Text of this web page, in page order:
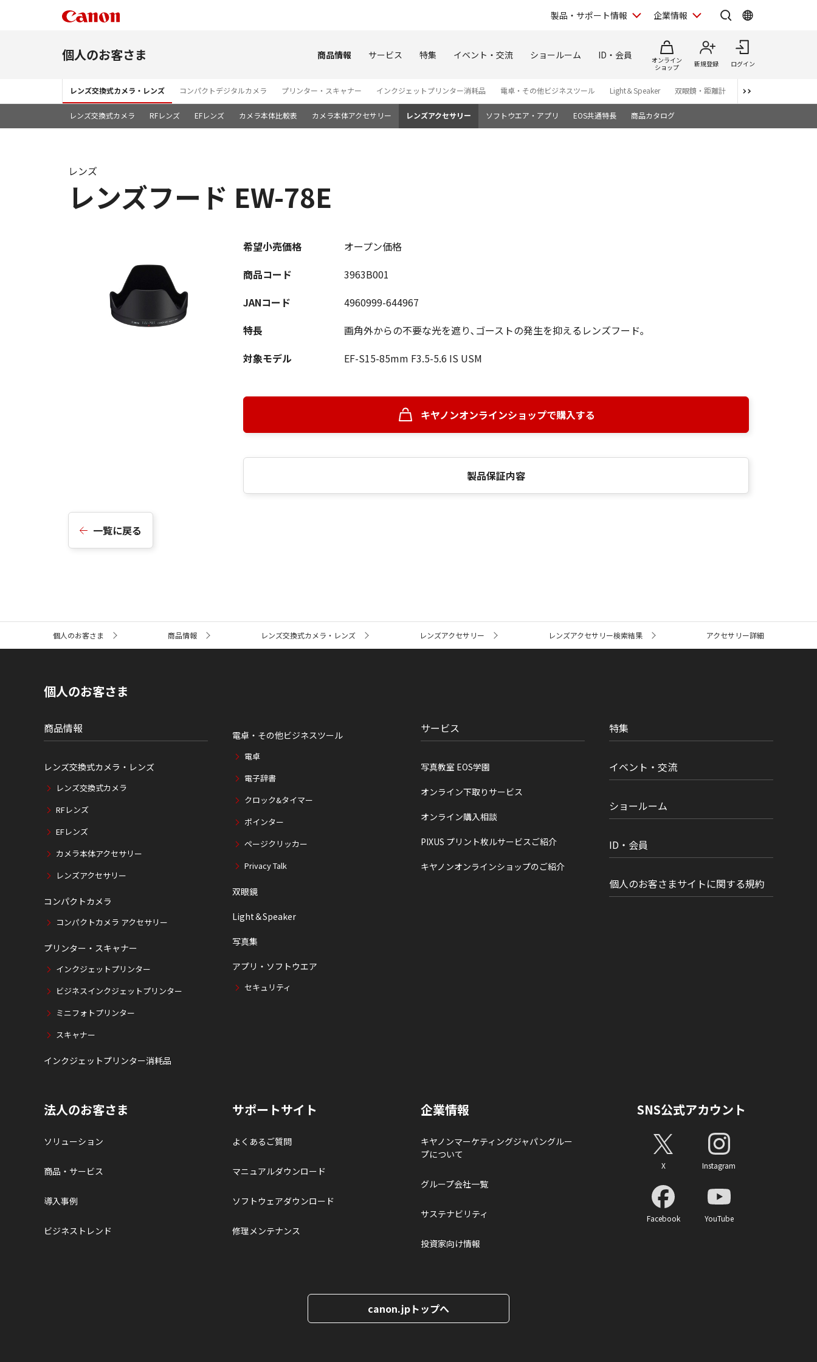
製品・サポート情報 企業情報
個人のお客さま 商品情報 サービス 特集 イベント・交流 ショールーム ID・会員
オンライン
ショップ
新規登録 ログイン
レンズ交換式カメラ・レンズ コンパクトデジタルカメラ プリンター・スキャナー インクジェットプリンター消耗品 電卓・その他ビジネスツール Light＆Speaker 双眼鏡・距離計 写真集
レンズ交換式カメラ RFレンズ EFレンズ カメラ本体比較表 カメラ本体アクセサリー レンズアクセサリー ソフトウエア・アプリ EOS共通特長 商品カタログ
レンズフード EW-78E
レンズ
希望小売価格
オープン価格
商品コード
3963B001
JANコード
4960999-644967
特長
画角外からの不要な光を遮り､ゴーストの発生を抑えるレンズフード｡
対象モデル
EF-S15-85mm F3.5-5.6 IS USM
キヤノンオンラインショップで購入する
製品保証内容
一覧に戻る
ト
個人のお客さま 商品情報 レンズ交換式カメラ・レンズ レンズアクセサリー レンズアクセサリー検索結果 アクセサリー詳細
個人のお客さま
商品情報
レンズ交換式カメラ・レンズ
レンズ交換式カメラ
RFレンズ
EFレンズ
カメラ本体アクセサリー
レンズアクセサリー
コンパクトカメラ
コンパクトカメラ アクセサリー
プリンター・スキャナー
インクジェットプリンター
ビジネスインクジェットプリンター
ミニフォトプリンター
スキャナー
インクジェットプリンター消耗品
電卓・その他ビジネスツール
電卓
電子辞書
クロック&タイマー
ポインター
ページクリッカー
Privacy Talk
双眼鏡
Light＆Speaker
写真集
アプリ・ソフトウエア
セキュリティ
サービス
写真教室 EOS学園
オンライン下取りサービス
オンライン購入相談
PIXUS プリント枚ルサービスご紹介
キヤノンオンラインショップのご紹介
特集
イベント・交流
ショールーム
ID・会員
個人のお客さまサイトに関する規約
法人のお客さま
ソリューション
商品・サービス
導入事例
ビジネストレンド
サポートサイト
よくあるご質問
マニュアルダウンロード
ソフトウェアダウンロード
修理メンテナンス
企業情報
キヤノンマーケティングジャパングルー
プについて
グループ会社一覧
サステナビリティ
投資家向け情報
SNS公式アカウント
X Instagram
Facebook YouTube
canon.jpトップへ